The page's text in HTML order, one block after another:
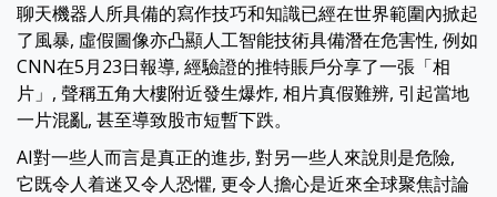
聊天機器人所具備的寫作技巧和知識已經在世界範圍內掀起
了風暴, 虛假圖像亦凸顯人工智能技術具備潛在危害性, 例如
CNN在5月23日報導, 經驗證的推特賬戶分享了一張「相
片」, 聲稱五角大樓附近發生爆炸, 相片真假難辨, 引起當地
一片混亂, 甚至導致股市短暫下跌。
AI對一些人而言是真正的進步, 對另一些人來說則是危險,
它既令人着迷又令人恐懼, 更令人擔心是近來全球聚焦討論